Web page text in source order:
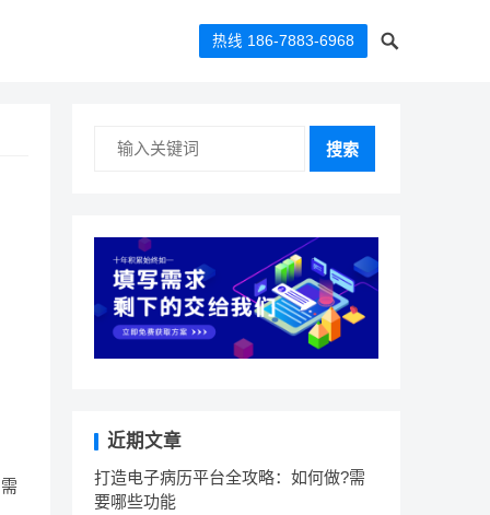
热线 186-7883-6968
搜索
近期文章
打造电子病历平台全攻略：如何做?需
要哪些功能